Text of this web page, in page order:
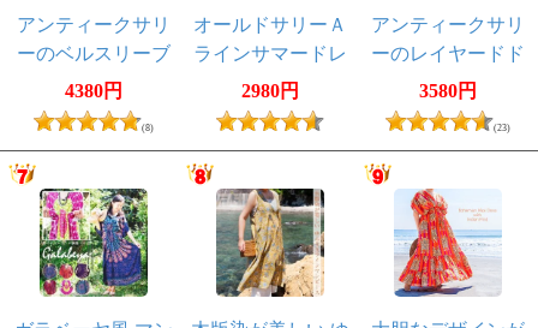
アンティークサリ
ーのベルスリーブ
マキシワンピース
4380円
(8)
オールドサリーＡ
ラインサマードレ
ス
2980円
アンティークサリ
ーのレイヤードド
レス
3580円
(23)